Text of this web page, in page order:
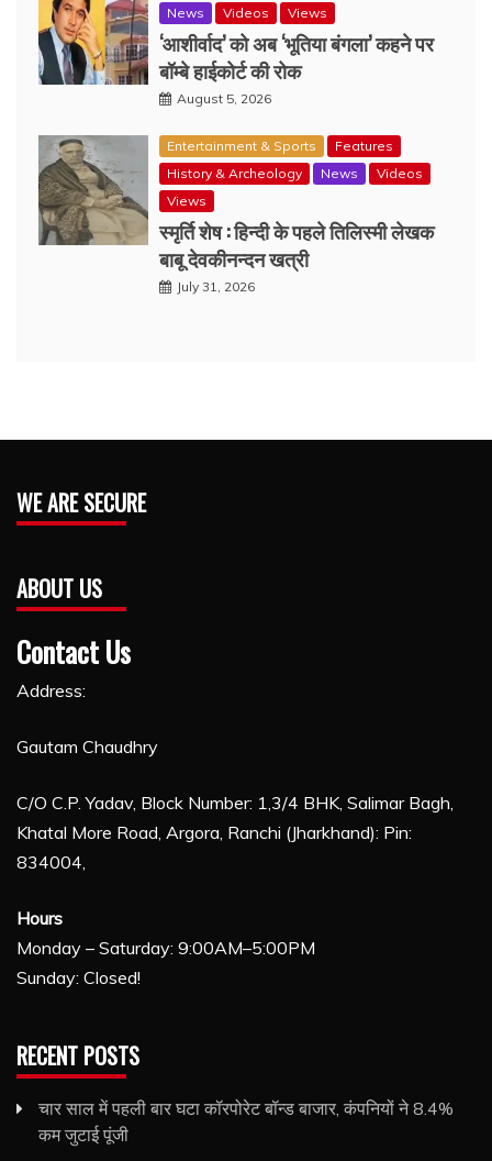
News
Videos Views
‘आशीर्वाद’ को अब ‘भूतिया बंगला’ कहने पर
बॉम्बे हाईकोर्ट की रोक
August 5, 2026
Entertainment & Sports
Features
History & Archeology
News
Videos
Views
स्मृर्ति शेष : हिन्दी के पहले तिलिस्मी लेखक
बाबू देवकीनन्दन खत्री
July 31, 2026
WE ARE SECURE
ABOUT US
Contact Us
Address:
Gautam Chaudhry
C/O C.P. Yadav, Block Number: 1,3/4 BHK, Salimar Bagh,
Khatal More Road, Argora, Ranchi (Jharkhand): Pin:
834004,
Hours
Monday – Saturday: 9:00AM–5:00PM
Sunday: Closed!
RECENT POSTS
चार साल में पहली बार घटा कॉरपोरेट बॉन्ड बाजार, कंपनियों ने 8.4%
कम जुटाई पूंजी